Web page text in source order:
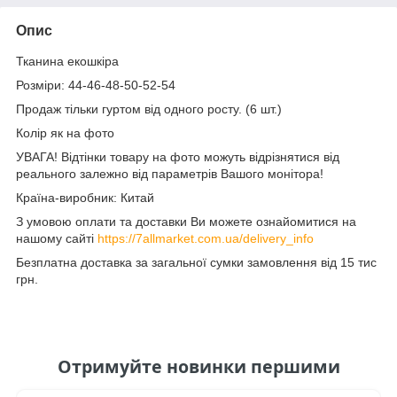
Опис
Тканина екошкіра
Розміри: 44-46-48-50-52-54
Продаж тільки гуртом від одного росту. (6 шт.)
Колір як на фото
УВАГА! Відтінки товару на фото можуть відрізнятися від
реального залежно від параметрів Вашого монітора!
Країна-виробник: Китай
З умовою оплати та доставки Ви можете ознайомитися на
нашому сайті https://7allmarket.com.ua/delivery_info
Безплатна доставка за загальної сумки замовлення від 15 тис
грн.
Отримуйте новинки першими